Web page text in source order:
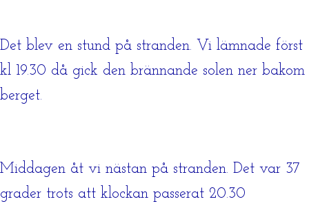
Det blev en stund på stranden. Vi lämnade först
kl 19.30 då gick den brännande solen ner bakom
berget.
Middagen åt vi nästan på stranden. Det var 37
grader trots att klockan passerat 20.30